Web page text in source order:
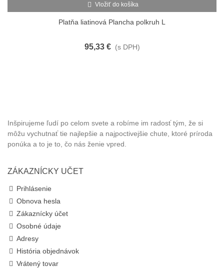
Vložiť do košíka
Platňa liatinová Plancha polkruh L
95,33 € (s DPH)
Inšpirujeme ľudí po celom svete a robíme im radosť tým, že si
môžu vychutnať tie najlepšie a najpoctivejšie chute, ktoré príroda
ponúka a to je to, čo nás ženie vpred.
ZÁKAZNÍCKY UČET
Prihlásenie
Obnova hesla
Zákaznícky účet
Osobné údaje
Adresy
História objednávok
Vrátený tovar